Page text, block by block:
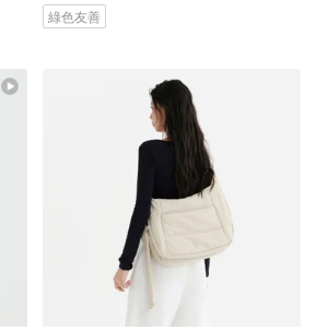
綠色友善